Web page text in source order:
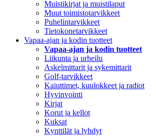
Muistikirjat ja muistilaput
Muut toimistotarvikkeet
Puhelintarvikkeet
Tietokonetarvikkeet
Vapaa-ajan ja kodin tuotteet
Vapaa-ajan ja kodin tuotteet
Liikunta ja urheilu
Askelmittarit ja sykemittarit
Golf-tarvikkeet
Kaiuttimet, kuulokkeet ja radiot
Hyvinvointi
Kirjat
Korut ja kellot
Kuksat
Kynttilät ja lyhdyt